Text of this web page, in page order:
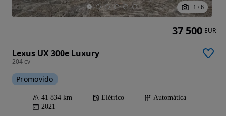
1 / 6
Lexus UX 300e Luxury
204 cv
Promovido
41 834 km Elétrico
Automática
2021
37 500 EUR